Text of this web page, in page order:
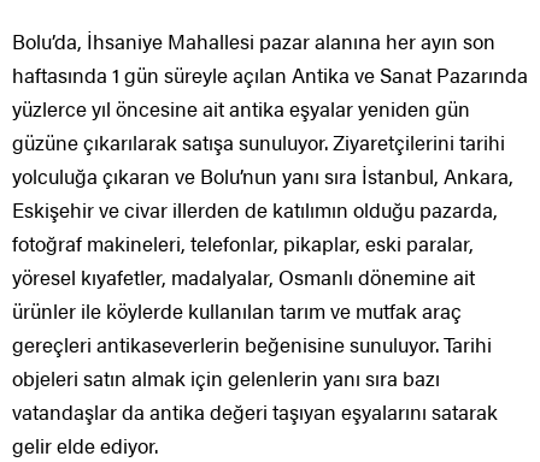
Bolu’da, İhsaniye Mahallesi pazar alanına her ayın son
haftasında 1 gün süreyle açılan Antika ve Sanat Pazarında
yüzlerce yıl öncesine ait antika eşyalar yeniden gün
güzüne çıkarılarak satışa sunuluyor. Ziyaretçilerini tarihi
yolculuğa çıkaran ve Bolu’nun yanı sıra İstanbul, Ankara,
Eskişehir ve civar illerden de katılımın olduğu pazarda,
fotoğraf makineleri, telefonlar, pikaplar, eski paralar,
yöresel kıyafetler, madalyalar, Osmanlı dönemine ait
ürünler ile köylerde kullanılan tarım ve mutfak araç
gereçleri antikaseverlerin beğenisine sunuluyor. Tarihi
objeleri satın almak için gelenlerin yanı sıra bazı
vatandaşlar da antika değeri taşıyan eşyalarını satarak
gelir elde ediyor.